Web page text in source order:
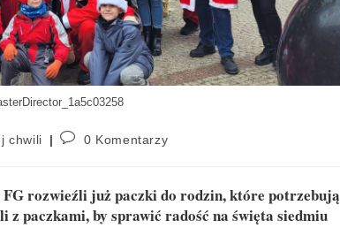
chwili 0 Komentarzy
rozwieźli już paczki do rodzin, które potrzebują
z paczkami, by sprawić radość na święta siedmiu